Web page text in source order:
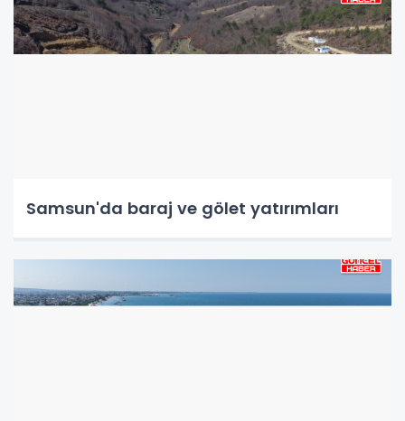
Samsun'da baraj ve gölet yatırımları